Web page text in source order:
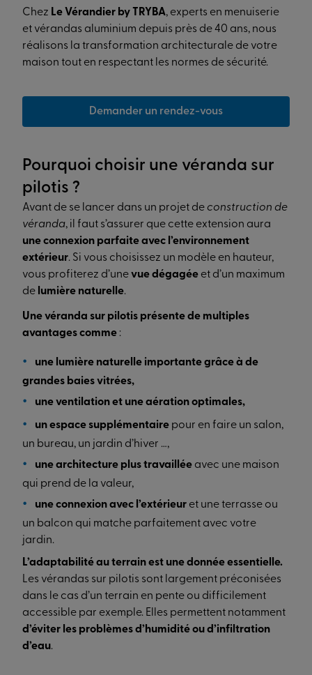
Chez Le Vérandier by TRYBA, experts en menuiserie
et vérandas aluminium depuis près de 40 ans, nous
réalisons la transformation architecturale de votre
maison tout en respectant les normes de sécurité.
Demander un rendez-vous
Pourquoi choisir une véranda sur
pilotis ?
Avant de se lancer dans un projet de construction de
véranda, il faut s’assurer que cette extension aura
une connexion parfaite avec l’environnement
extérieur. Si vous choisissez un modèle en hauteur,
vous profiterez d’unevue dégagée et d’un maximum
de lumière naturelle.
Une véranda sur pilotis présente de multiples
avantages comme :
une lumière naturelle importante grâce à de
grandes baies vitrées,
une ventilation et une aération optimales,
un espace supplémentaire pour en faire un salon,
un bureau, un jardin d’hiver …,
une architecture plus travaillée avec une maison
qui prend de la valeur,
une connexion avec l’extérieur et une terrasse ou
un balcon qui matche parfaitement avec votre
jardin.
L’adaptabilité au terrain est une donnée essentielle.
Les vérandas sur pilotis sont largement préconisées
dans le cas d’un terrain en pente ou difficilement
accessible par exemple. Elles permettent notamment
d’éviter les problèmes d’humidité ou d’infiltration
d’eau.